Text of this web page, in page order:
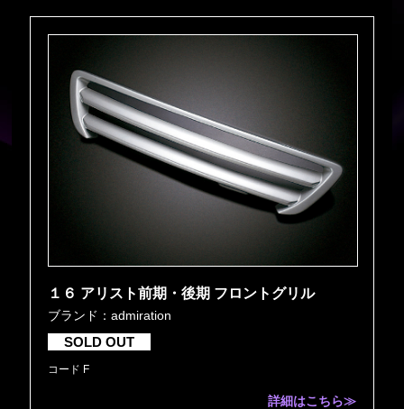
１６ アリスト前期・後期 フロントグリル
ブランド：admiration
SOLD OUT
コード F
詳細はこちら≫